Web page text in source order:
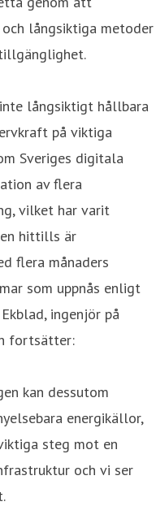
långsiktiga metoder
långsiktigt hållbara
på viktiga
Sveriges digitala
av flera
vilket har varit
hittills är
flera månaders
som uppnås enligt
ingenjör på
fortsätter:
kan dessutom
energikällor,
steg mot en
och vi ser